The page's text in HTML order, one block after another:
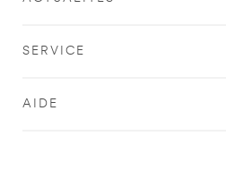
SERVICE
AIDE